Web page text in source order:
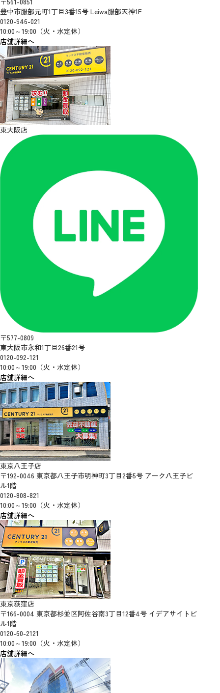
豊中市服部元町1丁目3番15号 Leiwa服部天神1F
0120-946-021
10:00～19:00（火・水定休）
店舗詳細へ
東大阪店
〒577-0809
東大阪市永和1丁目26番21号
0120-092-121
10:00～19:00（火・水定休）
店舗詳細へ
東京八王子店
〒192-0046 東京都八王子市明神町3丁目2番5号 アーク八王子ビ
ル1階
0120-808-821
10:00～19:00（火・水定休）
店舗詳細へ
東京荻窪店
〒166-0004 東京都杉並区阿佐谷南3丁目12番4号 イデアサイトビ
ル1階
0120-60-2121
10:00～19:00（火・水定休）
店舗詳細へ